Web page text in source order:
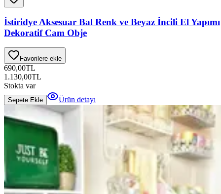
İstiridye Aksesuar Bal Renk ve Beyaz İncili El Yapımı
Dekoratif Cam Obje
Favorilere ekle
690,00TL
1.130,00TL
Stokta var
Sepete Ekle Ürün detayı